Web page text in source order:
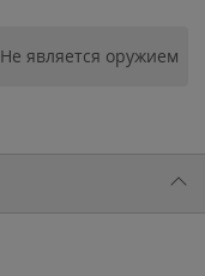
Не является оружием